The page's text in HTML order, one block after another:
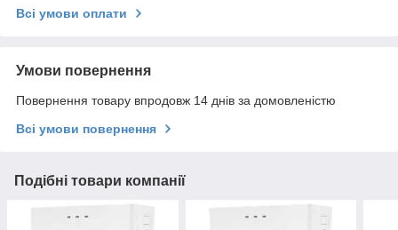
Всі умови оплати
Умови повернення
Повернення товару впродовж 14 днів за домовленістю
Всі умови повернення
Подібні товари компанії